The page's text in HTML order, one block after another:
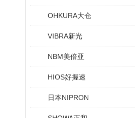
OHKURA大仓
VIBRA新光
NBM美倍亚
HIOS好握速
日本NIPRON